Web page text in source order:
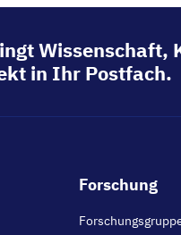
Wissenschaft,
in Ihr Postfach.
Footer
Forschung